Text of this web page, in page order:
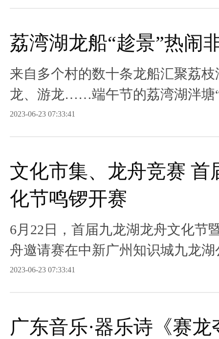
荔湾湖龙船“趁景”热闹
来自多个村的数十条龙船汇聚荔
龙、游龙……端午节的荔湾湖泮塘
2023-06-23 07:33:41
文化市集、龙舟竞赛 首
化节鸣锣开赛
6月22日，首届九龙湖龙舟文化节
舟邀请赛在中新广州知识城九龙
2023-06-23 07:33:41
广东音乐·器乐诗《赛